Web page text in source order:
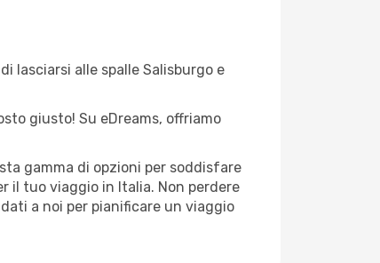
lasciarsi alle spalle Salisburgo e
giusto! Su eDreams, offriamo
gamma di opzioni per soddisfare
il tuo viaggio in Italia. Non perdere
a noi per pianificare un viaggio